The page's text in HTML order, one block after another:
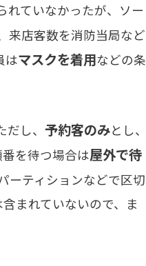
れていなかったが、ソー
来店客数を消防当局など
はマスクを着用などの条
し、 予約客のみとし、
を待つ場合は屋外で待
ーティションなどで区切
まれていないので、ま